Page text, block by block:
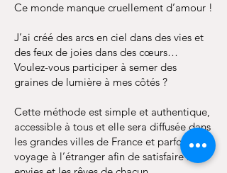
Ce monde manque cruellement d’amour !
J’ai créé des arcs en ciel dans des vies et
des feux de joies dans des cœurs…
Voulez-vous participer à semer des
graines de lumière à mes côtés ?
Cette méthode est simple et authentique,
accessible à tous et elle sera diffusée dans
les grandes villes de France et parfois en
voyage à l’étranger afin de satisfaire les